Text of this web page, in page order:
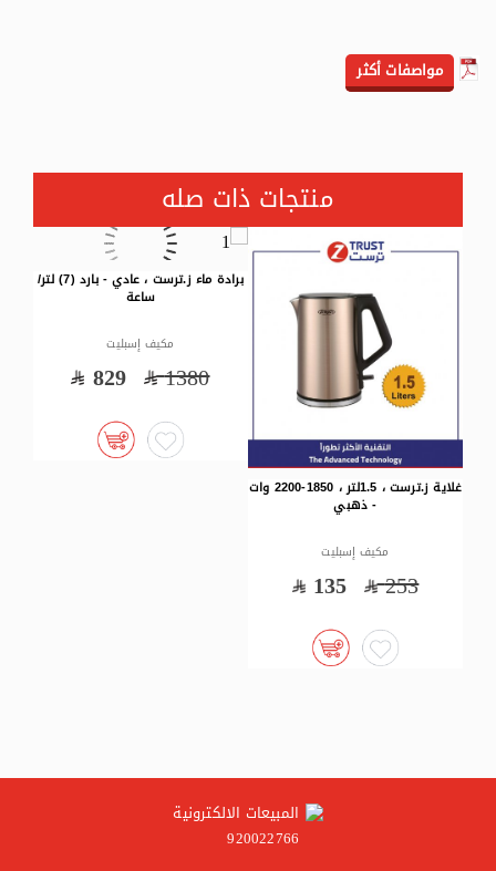
مواصفات أكثر
منتجات ذات صله
غلاية ز.ترست ، 1.5لتر ، 1850-2200 وات
برادة ماء ز.ترست ، عادي - بارد (7) لتر/
ساعة
1380
غسالة ز.ترست حوضين ، 9كيلو/غسيل
مكيف إسبليت
920
799
المبيعات الالكترونية
920022766